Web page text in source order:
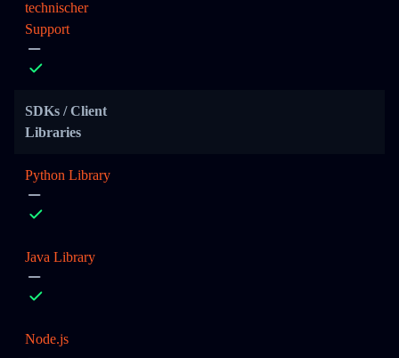
technischer
Support
SDKs / Client
Libraries
Python Library
Java Library
Node.js